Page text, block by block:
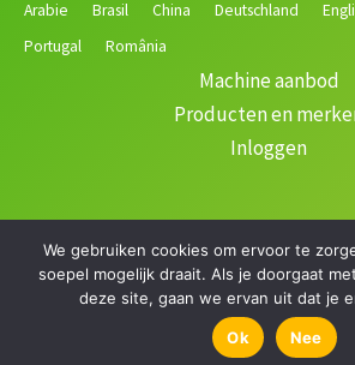
Arabie Brasil China Deutschland
Portugal
România
Machine aanbod
Producten en
Inloggen
Copyright © 2026 Veenma |
We gebruiken cookies om ervoor te
soepel mogelijk draait. Als je doorgaat
deze site, gaan we ervan uit dat je
Ok Nee